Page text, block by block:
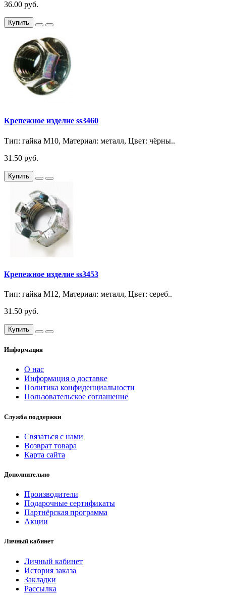
36.00 руб.
Купить
Крепежное изделие ss3460
Тип: гайка М10, Материал: металл, Цвет: чёрны..
31.50 руб.
Купить
Крепежное изделие ss3453
Тип: гайка М12, Материал: металл, Цвет: сереб..
31.50 руб.
Купить
Информация
О нас
Информация о доставке
Политика конфиденциальности
Пользовательское соглашение
Служба поддержки
Связаться с нами
Возврат товара
Карта сайта
Дополнительно
Производители
Подарочные сертификаты
Партнёрская программа
Акции
Личный кабинет
Личный кабинет
История заказа
Закладки
Рассылка